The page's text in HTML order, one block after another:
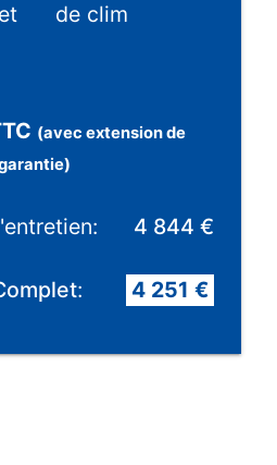
de clim
(avec extension de
4 844 €
: 4 251 €